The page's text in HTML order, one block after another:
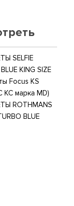
SELFIE
KING SIZE
Focus KS
марка MD)
ROTHMANS
BLUE